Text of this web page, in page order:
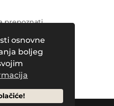
osnovne
boljeg
prepoznati